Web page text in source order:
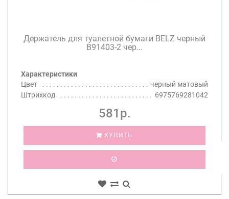
Держатель для туалетной бумаги BELZ черный
B91403-2 чер...
Характеристики
Цвет
черный матовый
Штрихкод
6975769281042
581р.
КУПИТЬ